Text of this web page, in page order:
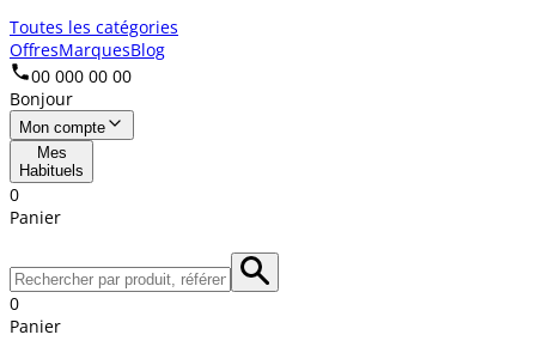
Toutes les catégories
OffresMarquesBlog
00 000 00 00
Bonjour
Mon compte
Mes
Habituels
0
Panier
0
Panier